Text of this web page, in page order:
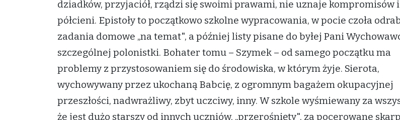
dziadków, przyjaciół, rządzi się swoimi prawami, nie uznaje kompromisów i
półcieni. Epistoły to początkowo szkolne wypracowania, w pocie czoła
zadania domowe „na temat", a później listy pisane do byłej Pani
szczególnej polonistki. Bohater tomu – Szymek – od samego początku ma
problemy z przystosowaniem się do środowiska, w którym żyje. Sierota,
wychowywany przez ukochaną Babcię, z ogromnym bagażem okupacyjnej
przeszłości, nadwrażliwy, zbyt uczciwy, inny. W szkole wyśmiewany za
że jest dużo starszy od innych uczniów, „przerośnięty", za pocerowane